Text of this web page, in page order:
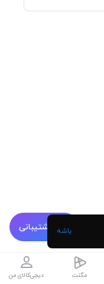
پشتیبانی
مگنت دیجی‌کالای من
باشه